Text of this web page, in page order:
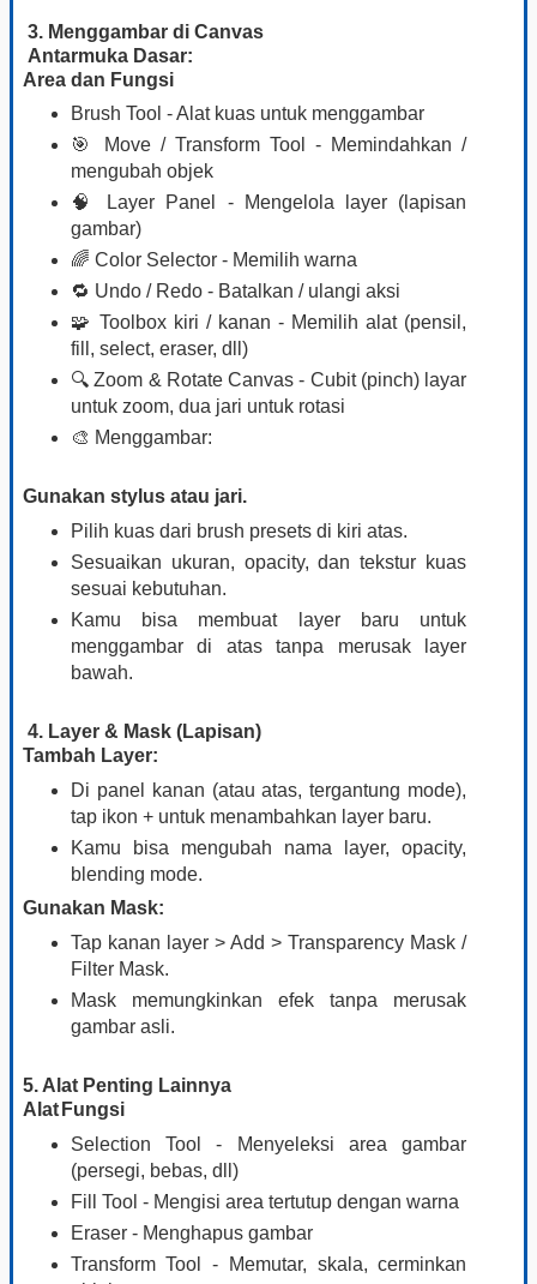
3. Menggambar di Canvas
Antarmuka Dasar:
Area dan Fungsi
Brush Tool - Alat kuas untuk menggambar
🎯 Move / Transform Tool - Memindahkan /
mengubah objek
🧠 Layer Panel - Mengelola layer (lapisan
gambar)
🌈 Color Selector - Memilih warna
🔁 Undo / Redo - Batalkan / ulangi aksi
🧩 Toolbox kiri / kanan - Memilih alat (pensil,
fill, select, eraser, dll)
🔍 Zoom & Rotate Canvas - Cubit (pinch) layar
untuk zoom, dua jari untuk rotasi
🎨 Menggambar:
Gunakan stylus atau jari.
Pilih kuas dari brush presets di kiri atas.
Sesuaikan ukuran, opacity, dan tekstur kuas
sesuai kebutuhan.
Kamu bisa membuat layer baru untuk
menggambar di atas tanpa merusak layer
bawah.
4. Layer & Mask (Lapisan)
Tambah Layer:
Di panel kanan (atau atas, tergantung mode),
tap ikon + untuk menambahkan layer baru.
Kamu bisa mengubah nama layer, opacity,
blending mode.
Gunakan Mask:
Tap kanan layer > Add > Transparency Mask /
Filter Mask.
Mask memungkinkan efek tanpa merusak
gambar asli.
5. Alat Penting Lainnya
Alat Fungsi
Selection Tool - Menyeleksi area gambar
(persegi, bebas, dll)
Fill Tool - Mengisi area tertutup dengan warna
Eraser - Menghapus gambar
Transform Tool - Memutar, skala, cerminkan